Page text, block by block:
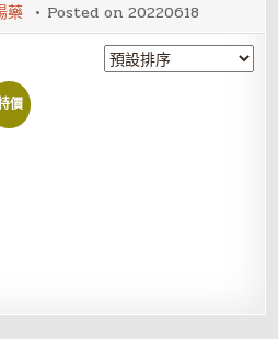
藥 Posted on 20220618
價